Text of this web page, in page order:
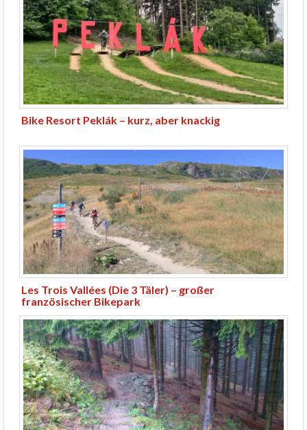
Bike Resort Peklák – kurz, aber knackig
Les Trois Vallées (Die 3 Täler) – großer
französischer Bikepark